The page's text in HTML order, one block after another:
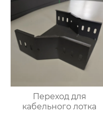
Переход для
кабельного лотка